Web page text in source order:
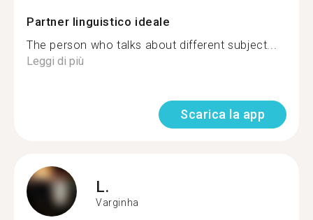
Partner linguistico ideale
The person who talks about different subject...
Leggi di più
Scarica la app
L.
Varginha